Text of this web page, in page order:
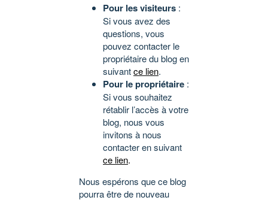
Pour les visiteurs :
Si vous avez des
questions, vous
pouvez contacter le
propriétaire du blog en
suivantce lien.
Pour le propriétaire :
Si vous souhaitez
rétablir l’accès à votre
blog, nous vous
invitons à nous
contacter en suivant
ce lien.
Nous espérons que ce blog
pourra être de nouveau